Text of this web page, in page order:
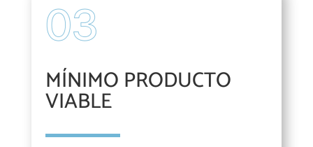
MÍNIMO PRODUCTO
VIABLE